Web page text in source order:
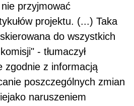
przyjmować
projektu. (...) Taka
do wszystkich
- tłumaczył
zgodnie z informacją
poszczególnych zmian
naruszeniem